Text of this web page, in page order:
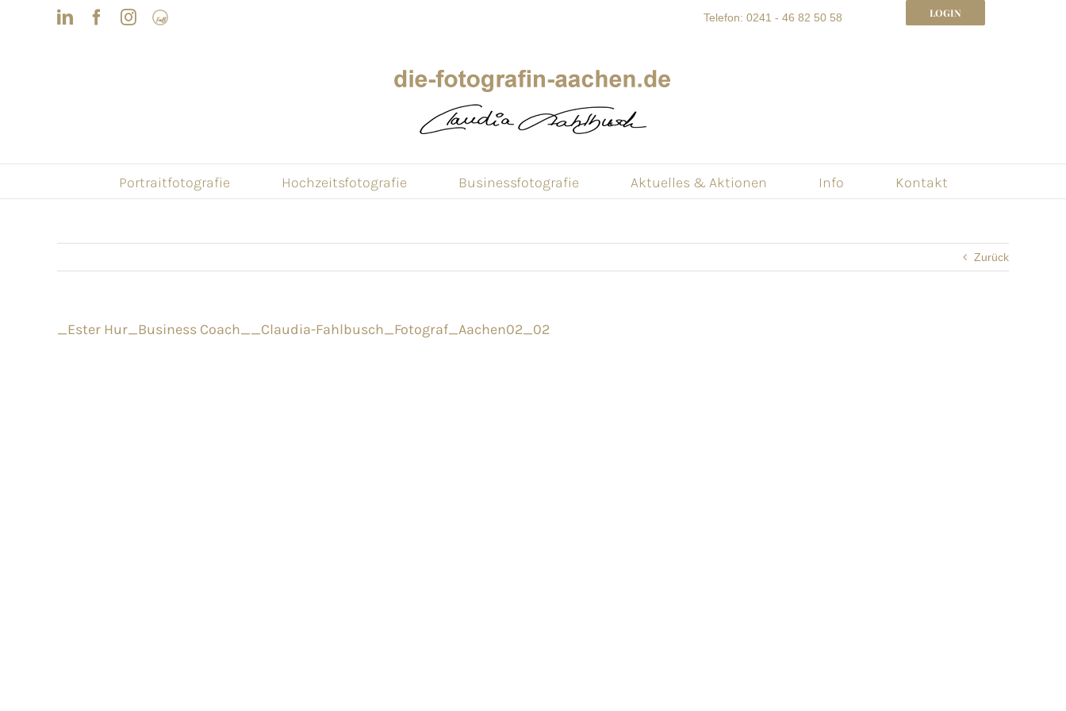
LinkedInFacebook
Instagram
Frau
Telefon: 0241 - 46 82 50 58 LOGIN
Portraitfotografie Hochzeitsfotografie Businessfotografie Aktuelles & Aktionen Info Kontakt
Zurück
_Ester Hur_Business Coach__Claudia-Fahlbusch_Fotograf_Aachen02_02